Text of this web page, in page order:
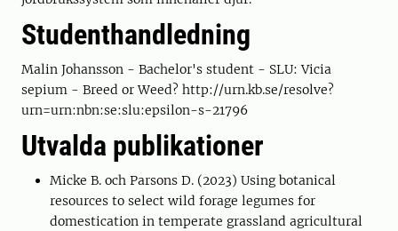
Studenthandledning
Malin Johansson - Bachelor's student - SLU: Vicia
sepium - Breed or Weed? http://urn.kb.se/resolve?
urn=urn:nbn:se:slu:epsilon-s-21796
Utvalda publikationer
Micke B. och Parsons D. (2023) Using botanical
resources to select wild forage legumes for
domestication in temperate grassland agricultural